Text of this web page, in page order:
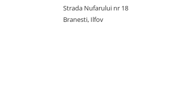
Strada Nufarului nr 18
Branesti, Ilfov